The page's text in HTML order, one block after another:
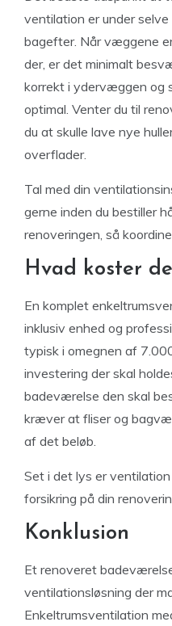
ventilation er under
bagefter. Når væggene
der, er det minimalt
korrekt i ydervæggen og
optimal. Venter du til
du at skulle lave nye
overflader.
Tal med din
gerne inden du bestiller
renoveringen, så
Hvad koster
En komplet
inklusiv enhed og
typisk i omegnen af
investering der skal
badeværelse den skal
kræver at fliser og
af det beløb.
Set i det lys er
forsikring på din
Konklusion
Et renoveret
ventilationsløsning der
Enkeltrumsventilation